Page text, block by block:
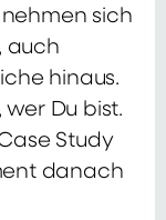
sich
auch
hinaus.
Du bist.
Study
danach